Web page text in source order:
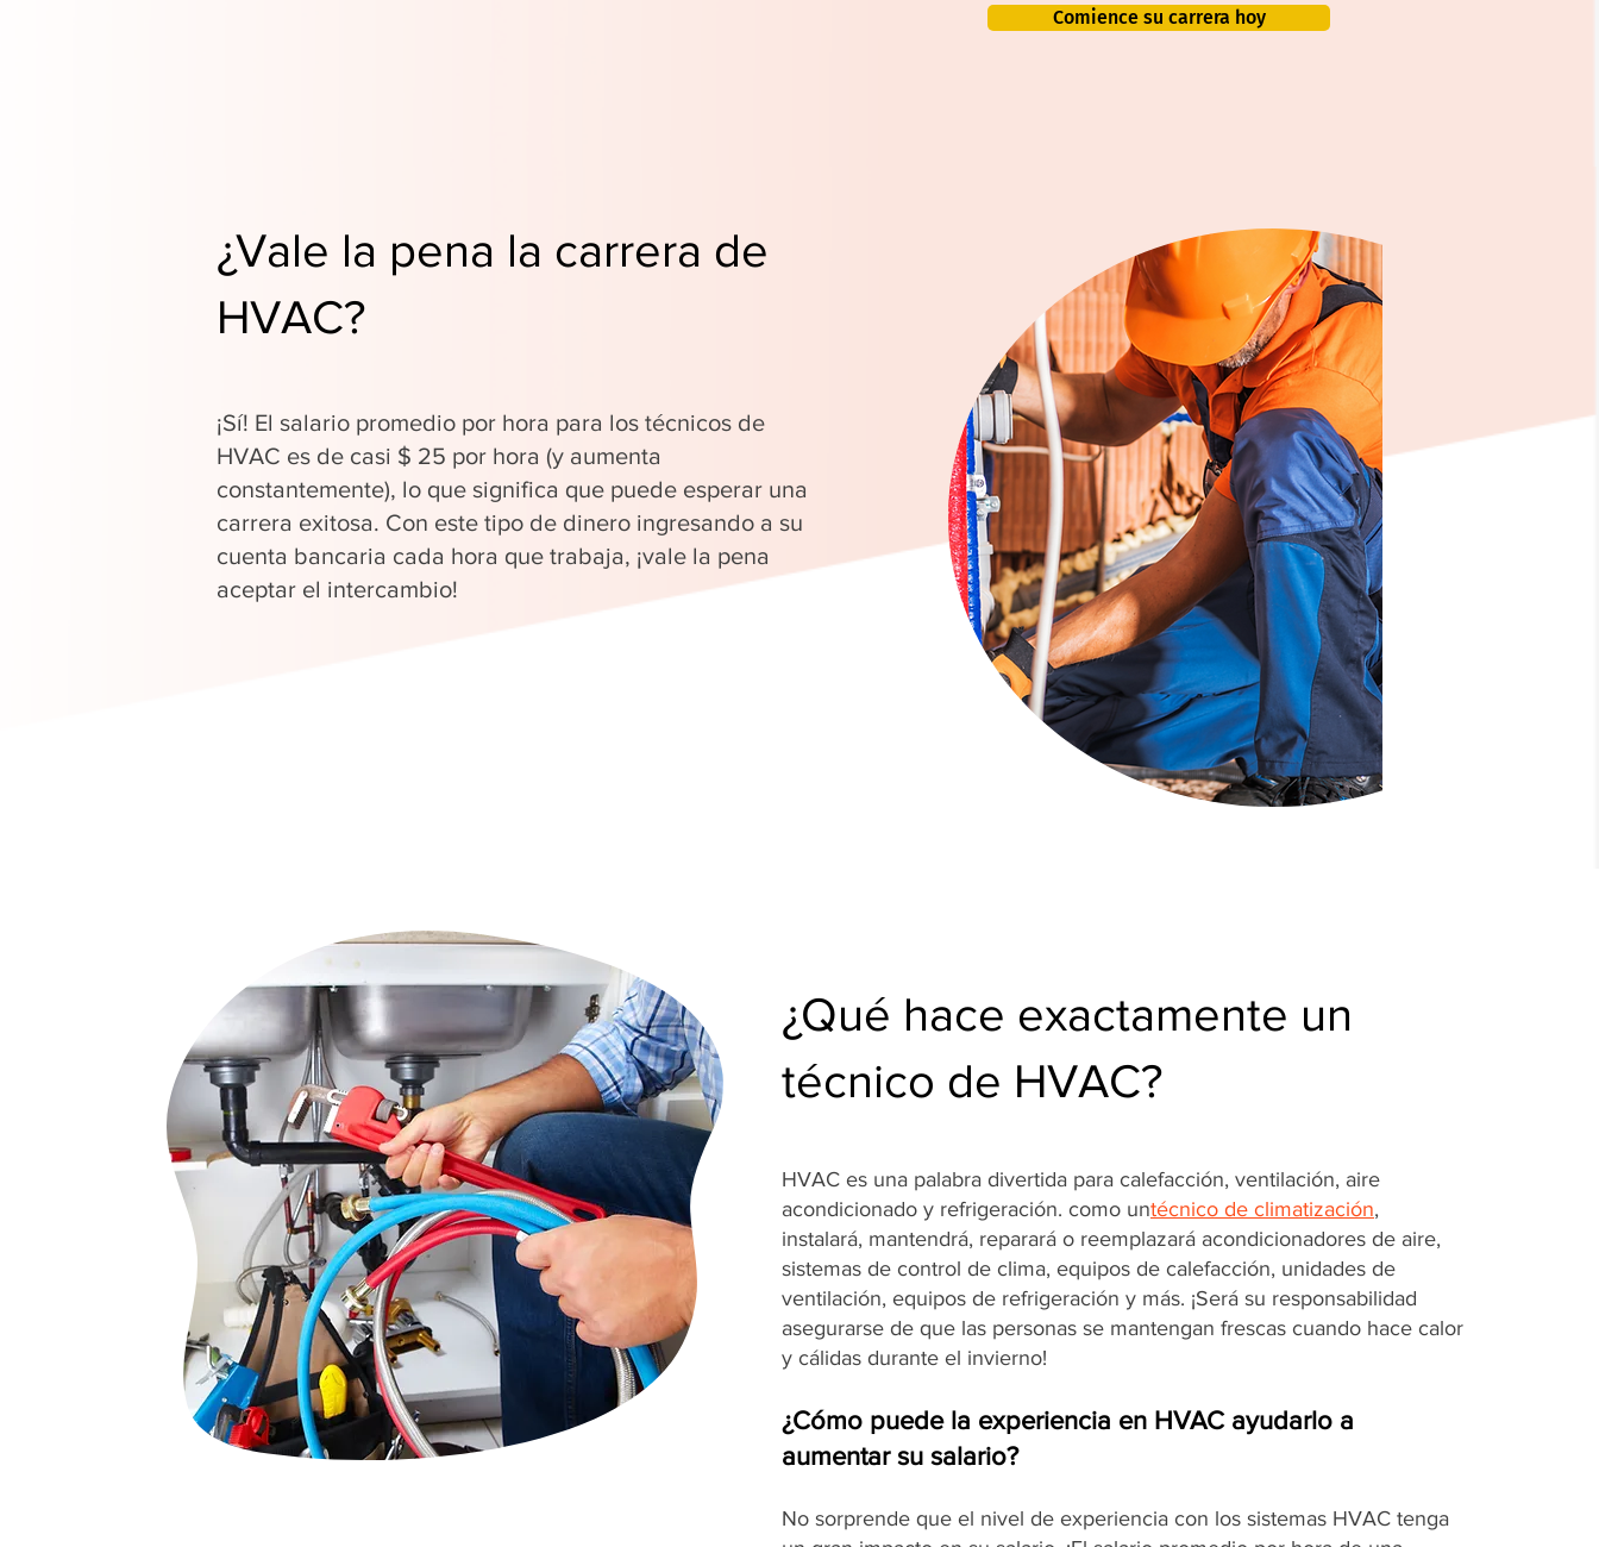
Comience su carrera hoy
¿Vale la pena la carrera de
HVAC?
¡Sí! El salario promedio por hora para los técnicos de
HVAC es de casi $ 25 por hora (y aumenta
constantemente), lo que significa que puede esperar una
carrera exitosa. Con este tipo de dinero ingresando a su
cuenta bancaria cada hora que trabaja, ¡vale la pena
aceptar el intercambio!
¿Qué hace exactamente un
técnico de HVAC?
HVAC es una palabra divertida para calefacción, ventilación, aire
acondicionado y refrigeración. como untécnico de climatización,
instalará, mantendrá, reparará o reemplazará acondicionadores de aire,
sistemas de control de clima, equipos de calefacción, unidades de
ventilación, equipos de refrigeración y más. ¡Será su responsabilidad
asegurarse de que las personas se mantengan frescas cuando hace calor
y cálidas durante el invierno!
¿Cómo puede la experiencia en HVAC ayudarlo a
aumentar su salario?
No sorprende que el nivel de experiencia con los sistemas HVAC tenga